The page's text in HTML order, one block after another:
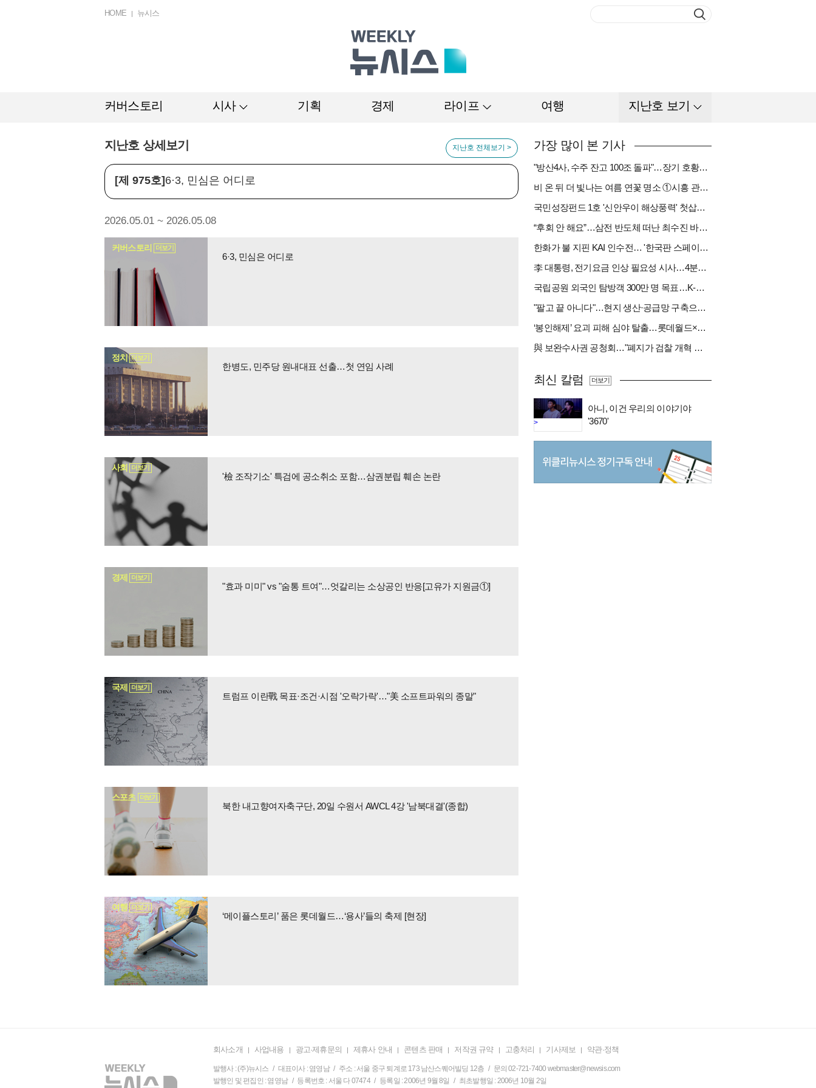
HOME 뉴시스
커버스토리 시사 기획 경제 라이프 여행 지난호 보기
지난호 상세보기
[제 975호] 6·3, 민심은 어디로
지난호 전체보기 >
2026.05.01 ~ 2026.05.08
커버스토리 더보기
6·3, 민심은 어디로
정치 더보기
한병도, 민주당 원내대표 선출…첫 연임 사례
사회 더보기
'檢 조작기소' 특검에 공소취소 포함…삼권분립 훼손 논란
경제 더보기
"효과 미미" vs "숨통 트여"…엇갈리는 소상공인 반응[고유가 지원금①]
국제 더보기
트럼프 이란戰 목표·조건·시점 '오락가락'…"美 소프트파워의 종말"
스포츠 더보기
북한 내고향여자축구단, 20일 수원서 AWCL 4강 '남북대결'(종합)
여행 더보기
‘메이플스토리’ 품은 롯데월드…‘용사’들의 축제 [현장]
가장 많이 본 기사
"방산4사, 수주 잔고 100조 돌파"…장기 호황기 들어섰다[다시 나는 K방산①]
비 온 뒤 더 빛나는 여름 연꽃 명소 ①시흥 관곡지
국민성장펀드 1호 '신안우이 해상풍력' 첫삽…바람소득 시동[하반기 에너지②]
“후회 안 해요”…삼전 반도체 떠난 최수진 바텐더의 ‘피어오름’[피플]
한화가 불 지핀 KAI 인수전… '한국판 스페이스X' 탄생 촉각[다시 나는 K방산③]
李 대통령, 전기요금 인상 필요성 시사…4분기엔 오를까
국립공원 외국인 탐방객 300만 명 목표…K-트레킹 키운다
"팔고 끝 아니다"…현지 생산·공급망 구축으로 글로벌 진입장벽 돌파[다시 나는 K방산②]
‘봉인해제’ 요괴 피해 심야 탈출…롯데월드×당근
與 보완수사권 공청회…"폐지가 검찰 개혁 아냐" vs "보완수사권은 전면 재수사권"(종합)
최신 칼럼
>
아니, 이건 우리의 이야기야
'3670'
더보기
회사소개 사업내용 광고·제휴문의 제휴사 안내 콘텐츠 판매 저작권 규약 고충처리 기사제보 약관·정책
발행사 : (주)뉴시스 / 대표이사 : 염영남 / 주소 : 서울 중구 퇴계로 173 남산스퀘어빌딩 12층 / 문의 02-721-7400 webmaster@newsis.com
발행인 및 편집인 : 염영남 / 등록번호 : 서울 다 07474 / 등록일 : 2006년 9월 8일 / 최초발행일 : 2006년 10월 2일